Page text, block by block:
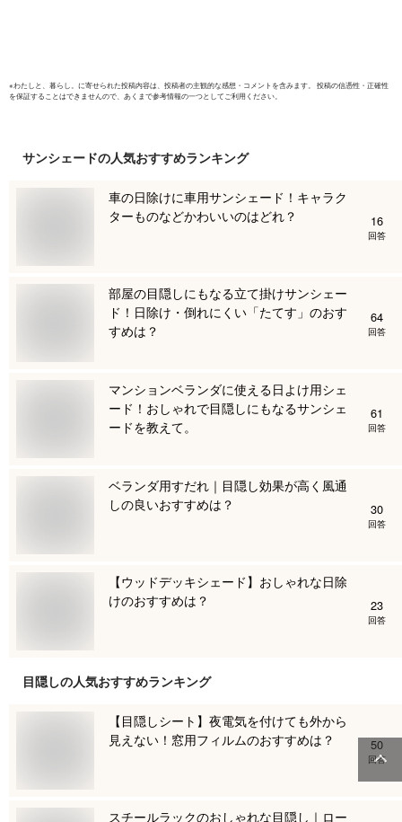
※わたしと、暮らし。 に寄せられた投稿内容は、投稿者の主観的な感想・コメントを含みます。 投稿の信憑性・正確性
を保証することはできませんので、あくまで参考情報の一つとしてご利用ください。
サンシェードの人気おすすめランキング
車の日除けに車用サンシェード！キャラク
ターものなどかわいいのはどれ？
16
回答
部屋の目隠しにもなる立て掛けサンシェー
ド！日除け・倒れにくい「たてす」のおす
すめは？
64
回答
マンションベランダに使える日よけ用シェ
ード！おしゃれで目隠しにもなるサンシェ
ードを教えて。
61
回答
ベランダ用すだれ｜目隠し効果が高く風通
しの良いおすすめは？
30
回答
【ウッドデッキシェード】おしゃれな日除
けのおすすめは？
23
回答
目隠しの人気おすすめランキング
【目隠しシート】夜電気を付けても外から
見えない！窓用フィルムのおすすめは？
50
回答
スチールラックのおしゃれな目隠し｜ロー